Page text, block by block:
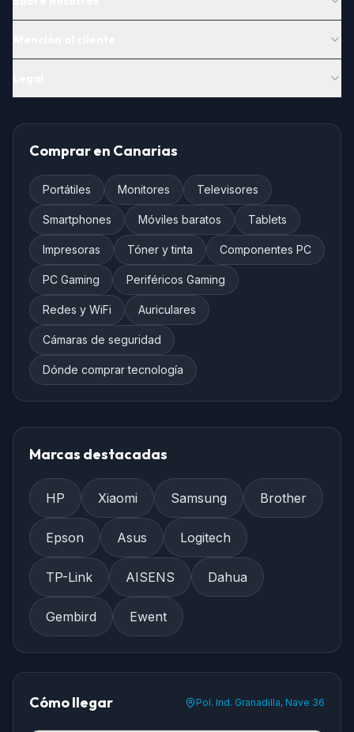
Comprar en Canarias
Portátiles Monitores Televisores
Smartphones Móviles baratos Tablets
Impresoras Tóner y tinta Componentes PC
PC Gaming Periféricos Gaming
Redes y WiFi Auriculares
Cámaras de seguridad
Dónde comprar tecnología
Marcas destacadas
HP Xiaomi Samsung Brother
Epson Asus Logitech
TP-Link AISENS Dahua
Gembird Ewent
Cómo llegar Pol. Ind. Granadilla, Nave 36